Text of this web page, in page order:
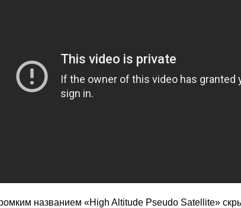
названием «High Altitude Pseudo Satellite»